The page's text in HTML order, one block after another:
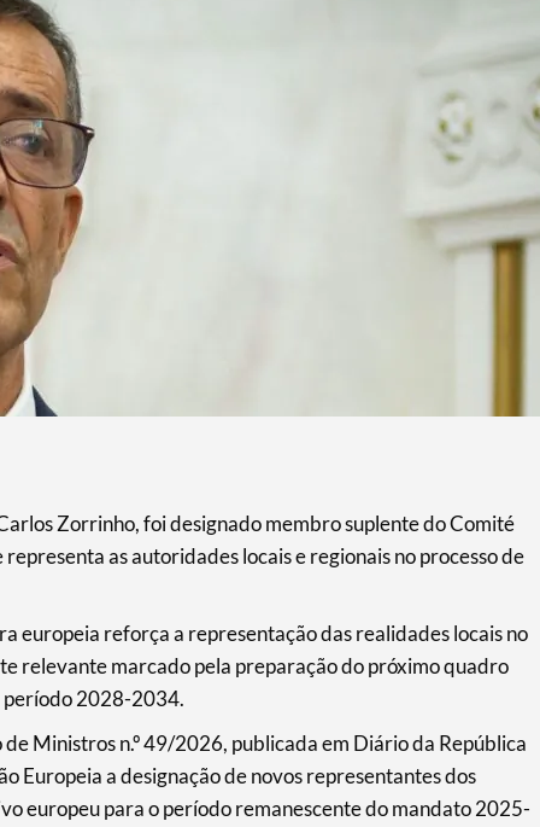
Zorrinho, foi designado membro suplente do Comité
as autoridades locais e regionais no processo de
europeia reforça a representação das realidades locais no
relevante marcado pela preparação do próximo quadro
período 2028-2034.
Ministros n.º 49/2026, publicada em Diário da República
Europeia a designação de novos representantes dos
europeu para o período remanescente do mandato 2025-